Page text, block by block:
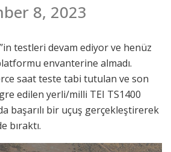
8, 2023
testleri devam ediyor ve henüz
envanterine almadı.
saat teste tabi tutulan ve son
edilen yerli/milli TEI TS1400
başarılı bir uçuş gerçekleştirerek
bıraktı.